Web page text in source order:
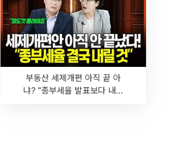
부동산 세제개편 아직 끝 아
냐? "종부세율 발표보다 내릴